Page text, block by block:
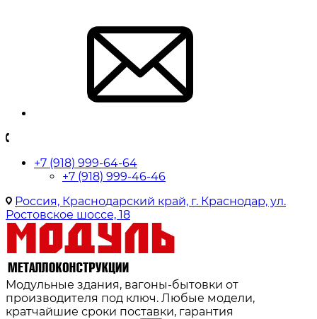
+7 (918) 999-64-64
+7 (918) 999-46-46
Россия, Краснодарский край, г. Краснодар, ул.
Ростовское шоссе, 18
Модульные здания, вагоны-бытовки от
производителя под ключ. Любые модели,
кратчайшие сроки поставки, гарантия